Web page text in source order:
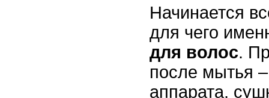
Начинается
для чего
для волос.
после мытья
аппарата,